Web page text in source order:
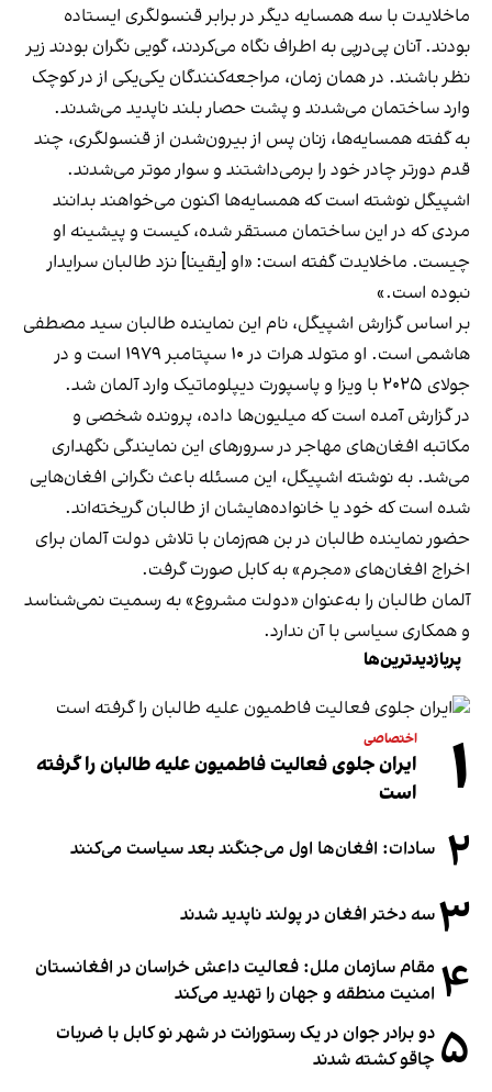
ماخلایدت با سه همسایه دیگر در برابر قنسولگری ایستاده
بودند. آنان پی‌درپی به اطراف نگاه می‌کردند، گویی نگران بودند زیر
نظر باشند. در همان زمان، مراجعه‌کنندگان یکی‌یکی از در کوچک
وارد ساختمان می‌شدند و پشت حصار بلند ناپدید می‌شدند.
به گفته همسایه‌ها، زنان پس از بیرون‌شدن از قنسولگری، چند
قدم دورتر چادر خود را برمی‌داشتند و سوار موتر می‌شدند.
اشپیگل نوشته است که همسایه‌ها اکنون می‌خواهند بدانند
مردی که در این ساختمان مستقر شده، کیست و پیشینه او
چیست. ماخلایدت گفته است: «او [یقینا] نزد طالبان سرایدار
نبوده است.»
بر اساس گزارش اشپیگل، نام این نماینده طالبان سید مصطفی
هاشمی است. او متولد هرات در ۱۰ سپتامبر ۱۹۷۹ است و در
جولای ۲۰۲۵ با ویزا و پاسپورت دیپلوماتیک وارد آلمان شد.
در گزارش آمده است که میلیون‌ها داده، پرونده شخصی و
مکاتبه افغان‌های مهاجر در سرورهای این نمایندگی نگهداری
می‌شد. به نوشته اشپیگل، این مسئله باعث نگرانی افغان‌هایی
شده است که خود یا خانواده‌هایشان از طالبان گریخته‌اند.
حضور نماینده طالبان در بن هم‌زمان با تلاش دولت آلمان برای
اخراج افغان‌های «مجرم» به کابل صورت گرفت.
آلمان طالبان را به‌عنوان «دولت مشروع» به رسمیت نمی‌شناسد
و همکاری سیاسی با آن ندارد.
پربازدیدترین‌ها
۱ اختصاصی
ایران جلوی فعالیت فاطمیون علیه طالبان را گرفته
است
۲ سادات: افغان‌ها اول می‌جنگند بعد سیاست می‌کنند
۳سه دختر افغان در پولند ناپدید شدند
۴ مقام سازمان ملل: فعالیت داعش خراسان در افغانستان
امنیت منطقه و جهان را تهدید می‌کند
۵ دو برادر جوان در یک رستورانت در شهر نو کابل با ضربات
چاقو کشته شدند